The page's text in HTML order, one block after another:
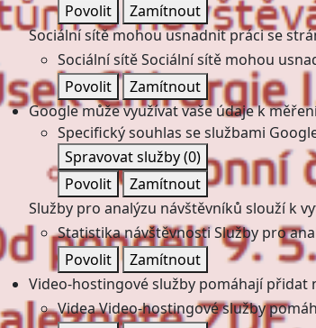
Povolit
Zamítnout
Sociální sítě mohou usnadnit práci se
Sociální sítěSociální sítě mohou
Povolit
Zamítnout
Google může využívat vaše údaje k
Specifický souhlas se službami
Spravovat služby(0)
Povolit
Zamítnout
Služby pro analýzu návštěvníků slouží k
Statistika návštěvnostiSlužby pro
Povolit
Zamítnout
Video-hostingové služby pomáhají přidat
VideaVideo-hostingové služby